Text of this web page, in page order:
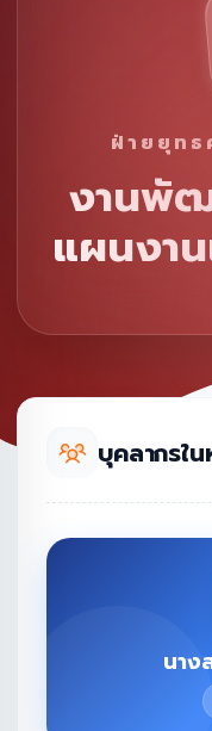
ฝ่ายยุทธ
งานพั
แผนงา
บุคลากรใ
นาง